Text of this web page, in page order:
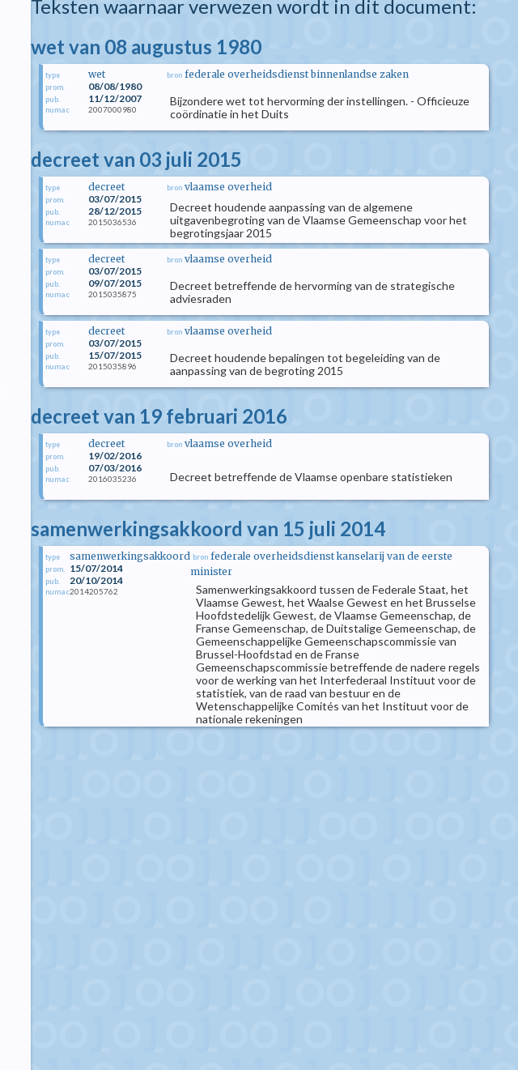
Teksten waarnaar verwezen wordt in dit document:
wet van 08 augustus 1980
type wet
prom. 08/08/1980
pub. 11/12/2007
numac 2007000980
bron federale overheidsdienst binnenlandse zaken
Bijzondere wet tot hervorming der instellingen. - Officieuze
coördinatie in het Duits
decreet van 03 juli 2015
type decreet
prom. 03/07/2015
pub. 28/12/2015
numac 2015036536
bron vlaamse overheid
Decreet houdende aanpassing van de algemene
uitgavenbegroting van de Vlaamse Gemeenschap voor het
begrotingsjaar 2015
type decreet
prom. 03/07/2015
pub. 09/07/2015
numac 2015035875
bron vlaamse overheid
Decreet betreffende de hervorming van de strategische
adviesraden
type decreet
prom. 03/07/2015
pub. 15/07/2015
numac 2015035896
bron vlaamse overheid
Decreet houdende bepalingen tot begeleiding van de
aanpassing van de begroting 2015
decreet van 19 februari 2016
type decreet
prom. 19/02/2016
pub. 07/03/2016
numac 2016035236
bron vlaamse overheid
Decreet betreffende de Vlaamse openbare statistieken
samenwerkingsakkoord van 15 juli 2014
type samenwerkingsakkoord
prom. 15/07/2014
pub. 20/10/2014
numac2014205762
bron federale overheidsdienst kanselarij van de eerste
minister
Samenwerkingsakkoord tussen de Federale Staat, het
Vlaamse Gewest, het Waalse Gewest en het Brusselse
Hoofdstedelijk Gewest, de Vlaamse Gemeenschap, de
Franse Gemeenschap, de Duitstalige Gemeenschap, de
Gemeenschappelijke Gemeenschapscommissie van
Brussel-Hoofdstad en de Franse
Gemeenschapscommissie betreffende de nadere regels
voor de werking van het Interfederaal Instituut voor de
statistiek, van de raad van bestuur en de
Wetenschappelijke Comités van het Instituut voor de
nationale rekeningen